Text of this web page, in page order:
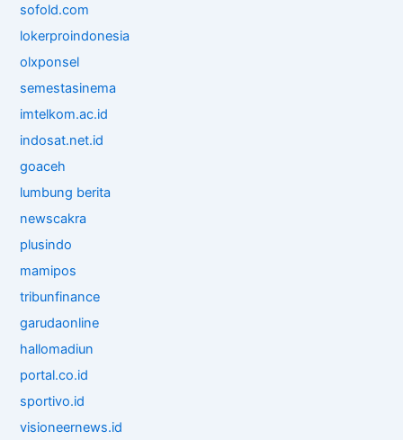
sofold.com
lokerproindonesia
olxponsel
semestasinema
imtelkom.ac.id
indosat.net.id
goaceh
lumbung berita
newscakra
plusindo
mamipos
tribunfinance
garudaonline
hallomadiun
portal.co.id
sportivo.id
visioneernews.id